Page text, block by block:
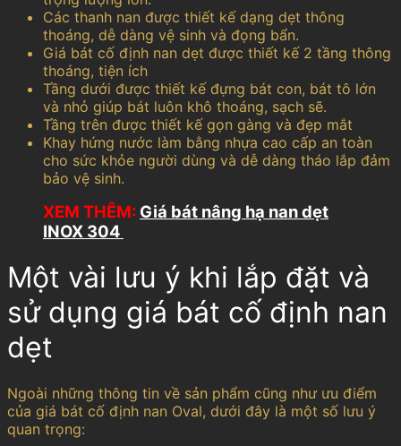
Các thanh nan được thiết kế dạng dẹt thông
thoáng, dễ dàng vệ sinh và đọng bẩn.
Giá bát cố định nan dẹt được thiết kế 2 tầng thông
thoáng, tiện ích
Tầng dưới được thiết kế đựng bát con, bát tô lớn
và nhỏ giúp bát luôn khô thoáng, sạch sẽ.
Tầng trên được thiết kế gọn gàng và đẹp mắt
Khay hứng nước làm bằng nhựa cao cấp an toàn
cho sức khỏe người dùng và dễ dàng tháo lắp đảm
bảo vệ sinh.
XEM THÊM: Giá bát nâng hạ nan dẹt
INOX 304
Một vài lưu ý khi lắp đặt và
sử dụng giá bát cố định nan
dẹt
Ngoài những thông tin về sản phẩm cũng như ưu điểm
của giá bát cố định nan Oval, dưới đây là một số lưu ý
quan trọng: